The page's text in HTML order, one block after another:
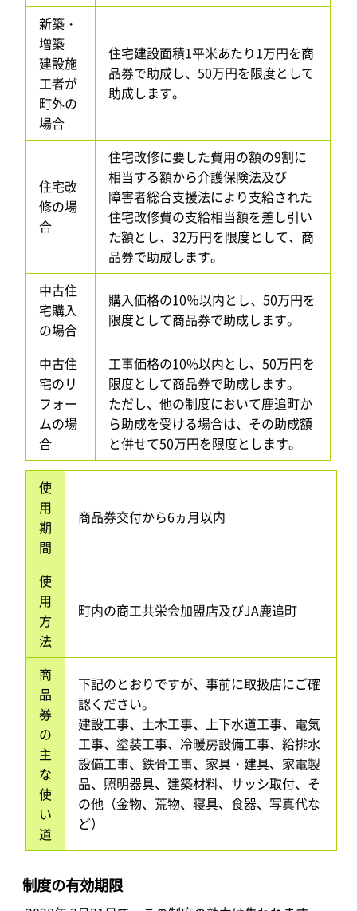
新築・
増築
建設施
工者が
町外の
場合
住宅建設面積1平米あたり1万円を商
品券で助成し、50万円を限度として
助成します。
住宅改
修の場
合
住宅改修に要した費用の額の9割に
相当する額から介護保険法及び
障害者総合支援法により支給された
住宅改修費の支給相当額を差し引い
た額とし、32万円を限度として、商
品券で助成します。
中古住
宅購入
の場合
購入価格の10％以内とし、50万円を
限度として商品券で助成します。
中古住
宅のリ
フォー
ムの場
合
工事価格の10%以内とし、50万円を
限度として商品券で助成します。
ただし、他の制度において鹿追町か
ら助成を受ける場合は、その助成額
と併せて50万円を限度とします。
使
用
期
間
商品券交付から6ヵ月以内
使
用
方
法
町内の商工共栄会加盟店及びJA鹿追町
商
品
券
の
主
な
使
い
道
下記のとおりですが、事前に取扱店にご確
認ください。
建設工事、土木工事、上下水道工事、電気
工事、塗装工事、冷暖房設備工事、給排水
設備工事、鉄骨工事、家具・建具、家電製
品、照明器具、建築材料、サッシ取付、そ
の他（金物、荒物、寝具、食器、写真代な
ど）
制度の有効期限